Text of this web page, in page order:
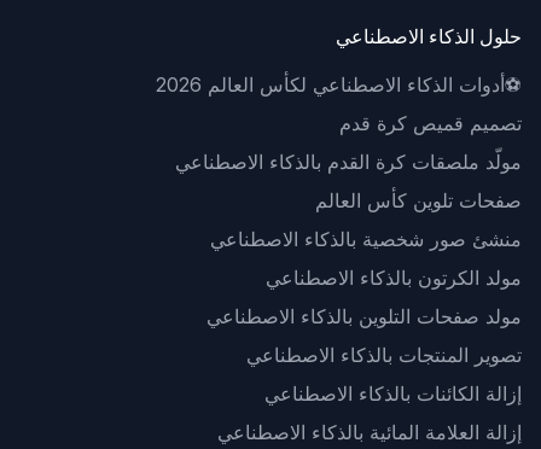
حلول الذكاء الاصطناعي
⚽أدوات الذكاء الاصطناعي لكأس العالم 2026
تصميم قميص كرة قدم
مولّد ملصقات كرة القدم بالذكاء الاصطناعي
صفحات تلوين كأس العالم
منشئ صور شخصية بالذكاء الاصطناعي
مولد الكرتون بالذكاء الاصطناعي
مولد صفحات التلوين بالذكاء الاصطناعي
تصوير المنتجات بالذكاء الاصطناعي
إزالة الكائنات بالذكاء الاصطناعي
إزالة العلامة المائية بالذكاء الاصطناعي